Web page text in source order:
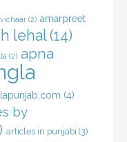
(2) amarpreet
lehal(14)
(2) apna
(4)
by
articles in punjabi (3)